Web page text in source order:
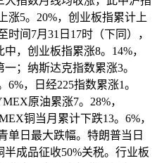
涨5。20%，创业板指累计上
间7月31日17时（下同），
，创业板指累涨8。14%，
；纳斯达克指数累涨3。
6%，日经225指数累涨1。
原油累涨7。28%，
铜当月累计下跌13。6%，
单日最大跌幅。特朗普当日
成品征收50%关税。行业板